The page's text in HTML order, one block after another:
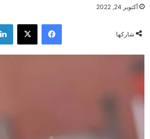
أكتوبر 24, 2022
شاركها
فيسبوك ‫X